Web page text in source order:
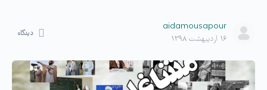
aidamousapour
۱۶ اردیبهشت ۱۳۹۸
دیدگاه